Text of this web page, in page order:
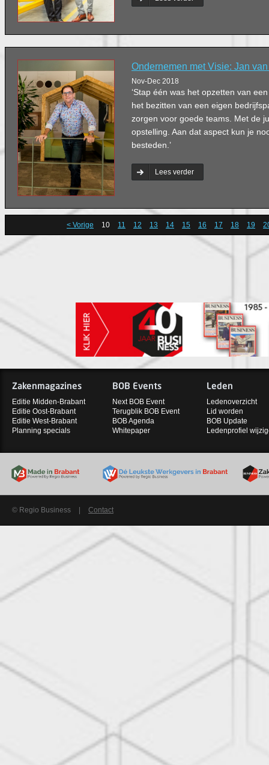
Ondernemen met Visie: Jan
Nov-Dec 2018
‘Stap één was het opzetten van
het bezitten van een eigen
zorgen voor goede teams. Met de
opstelling. Aan dat aspect kun je
besteden.’
Lees verder
< Vorige 10 11 12 13 14 15 16 17 18 19
Zakenmagazines
Editie Midden-Brabant
Editie Oost-Brabant
Editie West-Brabant
Planning specials
BOB Events
Next BOB Event
Terugblik BOB Event
BOB Agenda
Whitepaper
Leden
Ledenoverzicht
Lid worden
BOB Update
Ledenprofiel
© Regio Business Contact